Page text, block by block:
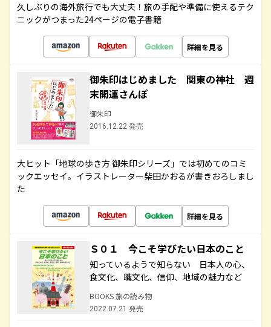
久しぶりの海外旅行でも大丈夫！旅の手配や準備に使えるテク
ニックがつまった24ページの電子書籍
詳細を見る
御朱印はじめました 関東の神社 週
末開運さんぽ
御朱印
2016.12.22 発売
大ヒット「地球の歩き方 御朱印シリーズ」では初めてのコミ
ックエッセイ。イラストレーター柴田かおるが書きおろしまし
た
詳細を見る
Ｓ０１ 今こそ学びたい日本のこと
知っているようで知らない 日本人の心、
食文化、職文化、信仰、地域の魅力など
BOOKS 旅の読み物
2022.07.21 発売